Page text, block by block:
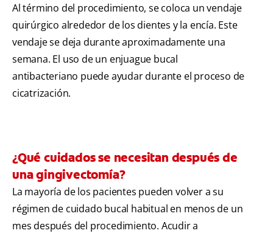
Al término del procedimiento, se coloca un vendaje
quirúrgico alrededor de los dientes y la encía. Este
vendaje se deja durante aproximadamente una
semana. El uso de un enjuague bucal
antibacteriano puede ayudar durante el proceso de
cicatrización.
¿Qué cuidados se necesitan después de
una gingivectomía?
La mayoría de los pacientes pueden volver a su
régimen de cuidado bucal habitual en menos de un
mes después del procedimiento. Acudir a